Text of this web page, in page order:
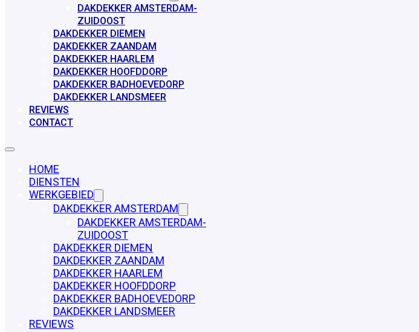
DAKDEKKER AMSTERDAM-
ZUIDOOST
DAKDEKKER DIEMEN
DAKDEKKER ZAANDAM
DAKDEKKER HAARLEM
DAKDEKKER HOOFDDORP
DAKDEKKER BADHOEVEDORP
DAKDEKKER LANDSMEER
REVIEWS
CONTACT
HOME
DIENSTEN
WERKGEBIED
DAKDEKKER AMSTERDAM
DAKDEKKER AMSTERDAM-
ZUIDOOST
DAKDEKKER DIEMEN
DAKDEKKER ZAANDAM
DAKDEKKER HAARLEM
DAKDEKKER HOOFDDORP
DAKDEKKER BADHOEVEDORP
DAKDEKKER LANDSMEER
REVIEWS